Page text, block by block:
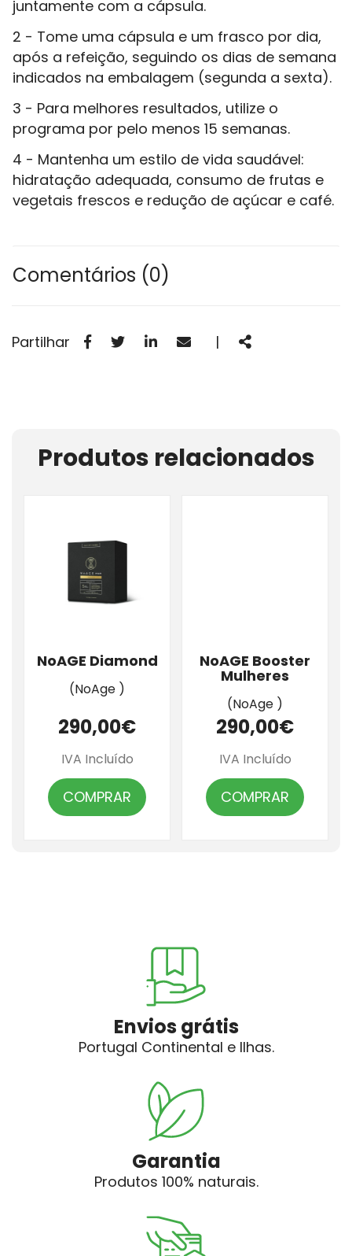
juntamente com a cápsula.
2 - Tome uma cápsula e um frasco por dia,
após a refeição, seguindo os dias de semana
indicados na embalagem (segunda a sexta).
3 - Para melhores resultados, utilize o
programa por pelo menos 15 semanas.
4 - Mantenha um estilo de vida saudável:
hidratação adequada, consumo de frutas e
vegetais frescos e redução de açúcar e café.
Comentários (0)
Partilhar Facebook
TwitterLinkedinEmail| Partilhar
Produtos relacionados
NoAGE Diamond
(NoAge )
290,00€
IVA Incluído
COMPRAR
NoAGE Booster
Mulheres
(NoAge )
290,00€
IVA Incluído
COMPRAR
Envios grátis
Portugal Continental e Ilhas.
Garantia
Produtos 100% naturais.